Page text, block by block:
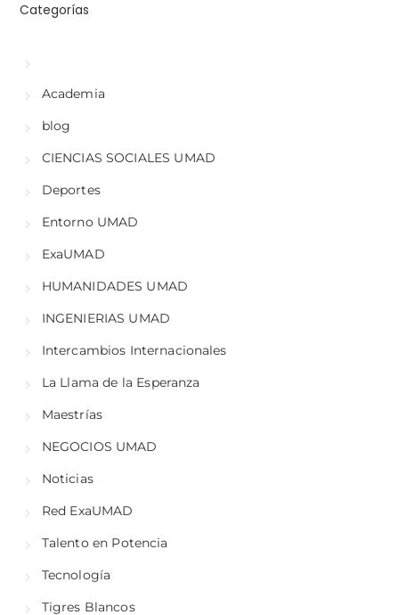
Categorías
Academia
blog
CIENCIAS SOCIALES UMAD
Deportes
Entorno UMAD
ExaUMAD
HUMANIDADES UMAD
INGENIERIAS UMAD
Intercambios Internacionales
La Llama de la Esperanza
Maestrías
NEGOCIOS UMAD
Noticias
Red ExaUMAD
Talento en Potencia
Tecnología
Tigres Blancos